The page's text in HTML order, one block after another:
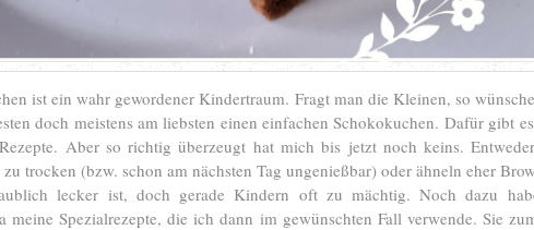
ist ein wahr gewordener Kindertraum. Fragt man die Kleinen, so
doch meistens am liebsten einen einfachen Schokokuchen. Dafür gibt
Aber so richtig überzeugt hat mich bis jetzt noch keins.
zu trocken (bzw. schon am nächsten Tag ungenießbar) oder ähneln eher
lecker ist, doch gerade Kindern oft zu mächtig. Noch dazu
meine Spezialrezepte, die ich dann im gewünschten Fall verwende. Sie